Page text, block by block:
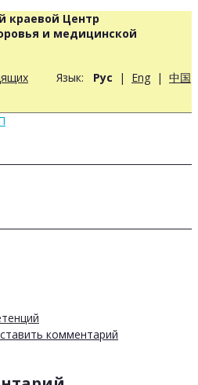
краевой Центр
и медицинской
Язык: Рус | Eng | 中国
комментарий